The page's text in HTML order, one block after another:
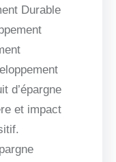
Durable
d’épargne
et impact